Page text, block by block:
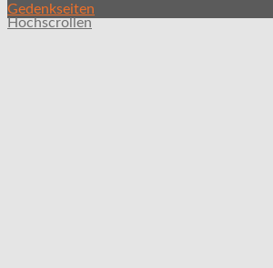
Gedenkseiten
Hochscrollen